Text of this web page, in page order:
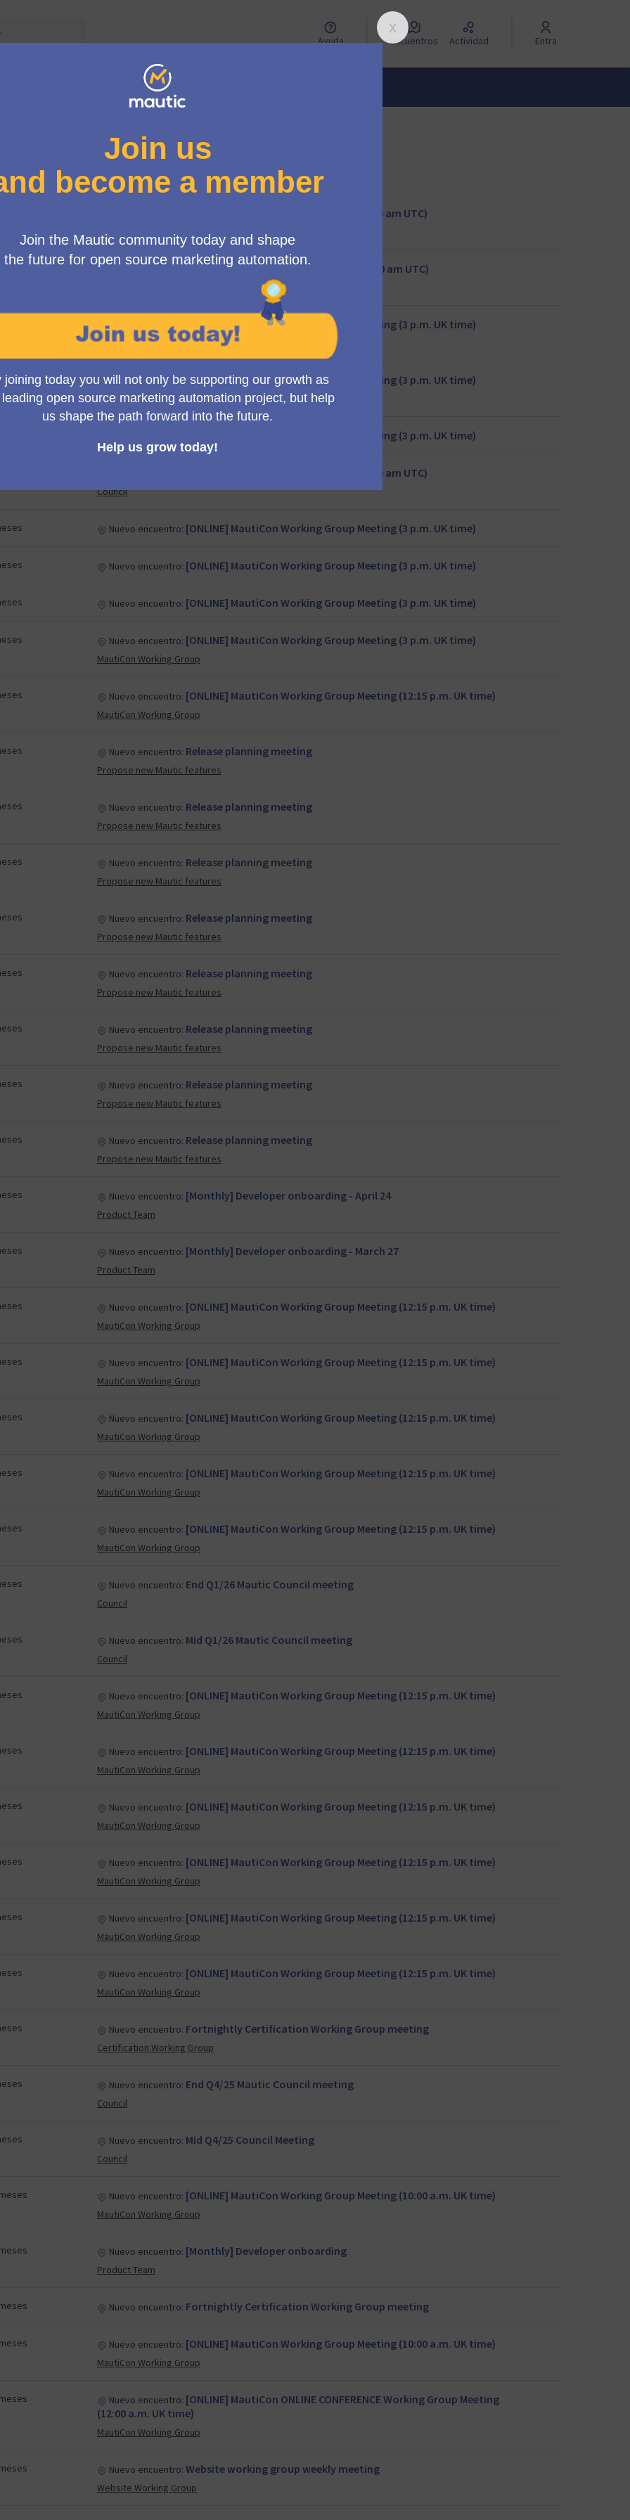
Ayuda Encuentros Actividad Entra
Mid Q3/26 Mautic Council meeting (11:00 am UTC)
Council
End Q2/26 Mautic Council meeting (11:00 am UTC)
Nuevo encuentro: [ONLINE] MautiCon Working Group Meeting (3 p.m. UK time)
MautiCon Working Group
Nuevo encuentro:[ONLINE] MautiCon Working Group Meeting (3 p.m. UK time)
MautiCon Working Group
[ONLINE] MautiCon Working Group Meeting (3 p.m. UK time)
Mid Q2/26 Mautic Council meeting (11:00 am UTC)
Council
Nuevo encuentro: [ONLINE] MautiCon Working Group Meeting (3 p.m. UK time)
Nuevo encuentro: [ONLINE] MautiCon Working Group Meeting (3 p.m. UK time)
Nuevo encuentro: [ONLINE] MautiCon Working Group Meeting (3 p.m. UK time)
Nuevo encuentro: [ONLINE] MautiCon Working Group Meeting (3 p.m. UK time)
MautiCon Working Group
Nuevo encuentro: [ONLINE] MautiCon Working Group Meeting (12:15 p.m. UK time)
MautiCon Working Group
Nuevo encuentro: Release planning meeting
Propose new Mautic features
Nuevo encuentro: Release planning meeting
Propose new Mautic features
Nuevo encuentro: Release planning meeting
Propose new Mautic features
Nuevo encuentro: Release planning meeting
Propose new Mautic features
Nuevo encuentro: Release planning meeting
Propose new Mautic features
Nuevo encuentro: Release planning meeting
Propose new Mautic features
Nuevo encuentro: Release planning meeting
Propose new Mautic features
Nuevo encuentro: Release planning meeting
Propose new Mautic features
Nuevo encuentro: [Monthly] Developer onboarding - April 24
Product Team
Nuevo encuentro: [Monthly] Developer onboarding - March 27
Product Team
Nuevo encuentro: [ONLINE] MautiCon Working Group Meeting (12:15 p.m. UK time)
MautiCon Working Group
Nuevo encuentro: [ONLINE] MautiCon Working Group Meeting (12:15 p.m. UK time)
MautiCon Working Group
Nuevo encuentro: [ONLINE] MautiCon Working Group Meeting (12:15 p.m. UK time)
MautiCon Working Group
Nuevo encuentro: [ONLINE] MautiCon Working Group Meeting (12:15 p.m. UK time)
MautiCon Working Group
Nuevo encuentro: [ONLINE] MautiCon Working Group Meeting (12:15 p.m. UK time)
MautiCon Working Group
Nuevo encuentro: End Q1/26 Mautic Council meeting
Council
Nuevo encuentro: Mid Q1/26 Mautic Council meeting
Council
Nuevo encuentro: [ONLINE] MautiCon Working Group Meeting (12:15 p.m. UK time)
MautiCon Working Group
Nuevo encuentro: [ONLINE] MautiCon Working Group Meeting (12:15 p.m. UK time)
MautiCon Working Group
Nuevo encuentro: [ONLINE] MautiCon Working Group Meeting (12:15 p.m. UK time)
MautiCon Working Group
Nuevo encuentro: [ONLINE] MautiCon Working Group Meeting (12:15 p.m. UK time)
MautiCon Working Group
Nuevo encuentro: [ONLINE] MautiCon Working Group Meeting (12:15 p.m. UK time)
MautiCon Working Group
Nuevo encuentro: [ONLINE] MautiCon Working Group Meeting (12:15 p.m. UK time)
MautiCon Working Group
Nuevo encuentro: Fortnightly Certification Working Group meeting
Certification Working Group
Nuevo encuentro: End Q4/25 Mautic Council meeting
Council
Nuevo encuentro: Mid Q4/25 Council Meeting
Council
Nuevo encuentro: [ONLINE] MautiCon Working Group Meeting (10:00 a.m. UK time)
MautiCon Working Group
Nuevo encuentro: [Monthly] Developer onboarding
Product Team
Nuevo encuentro: Fortnightly Certification Working Group meeting
Nuevo encuentro: [ONLINE] MautiCon Working Group Meeting (10:00 a.m. UK time)
MautiCon Working Group
Nuevo encuentro: [ONLINE] MautiCon ONLINE CONFERENCE Working Group Meeting
(12:00 a.m. UK time)
MautiCon Working Group
Nuevo encuentro: Website working group weekly meeting
Website Working Group